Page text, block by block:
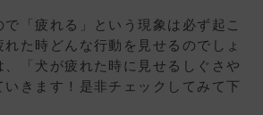
「疲れる」という現象は必ず起こ
れた時どんな行動を見せるのでしょ
、「犬が疲れた時に見せるしぐさや
きます！是非チェックしてみて下